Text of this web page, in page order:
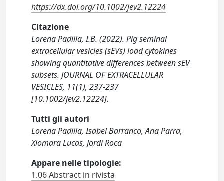
https://dx.doi.org/10.1002/jev2.12224
Citazione
Lorena Padilla, I.B. (2022). Pig seminal
extracellular vesicles (sEVs) load cytokines
showing quantitative differences between sEV
subsets. JOURNAL OF EXTRACELLULAR
VESICLES, 11(1), 237-237
[10.1002/jev2.12224].
Tutti gli autori
Lorena Padilla, Isabel Barranco, Ana Parra,
Xiomara Lucas, Jordi Roca
Appare nelle tipologie:
1.06 Abstract in rivista